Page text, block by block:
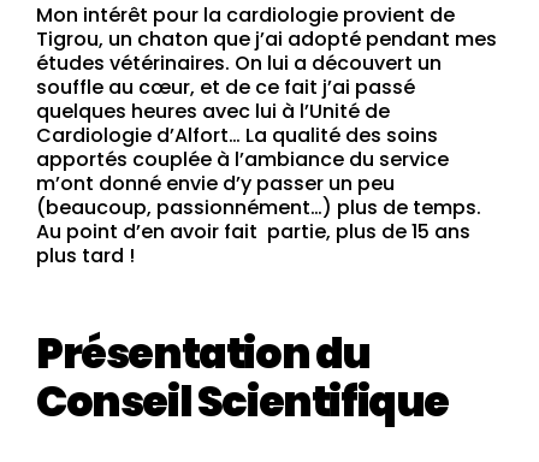
Mon intérêt pour la cardiologie provient de
Tigrou, un chaton que j’ai adopté pendant mes
études vétérinaires. On lui a découvert un
souffle au cœur, et de ce fait j’ai passé
quelques heures avec lui à l’Unité de
Cardiologie d’Alfort… La qualité des soins
apportés couplée à l’ambiance du service
m’ont donné envie d’y passer un peu
(beaucoup, passionnément…) plus de temps.
Au point d’en avoir fait partie, plus de 15 ans
plus tard !
Présentation du
Conseil Scientifique